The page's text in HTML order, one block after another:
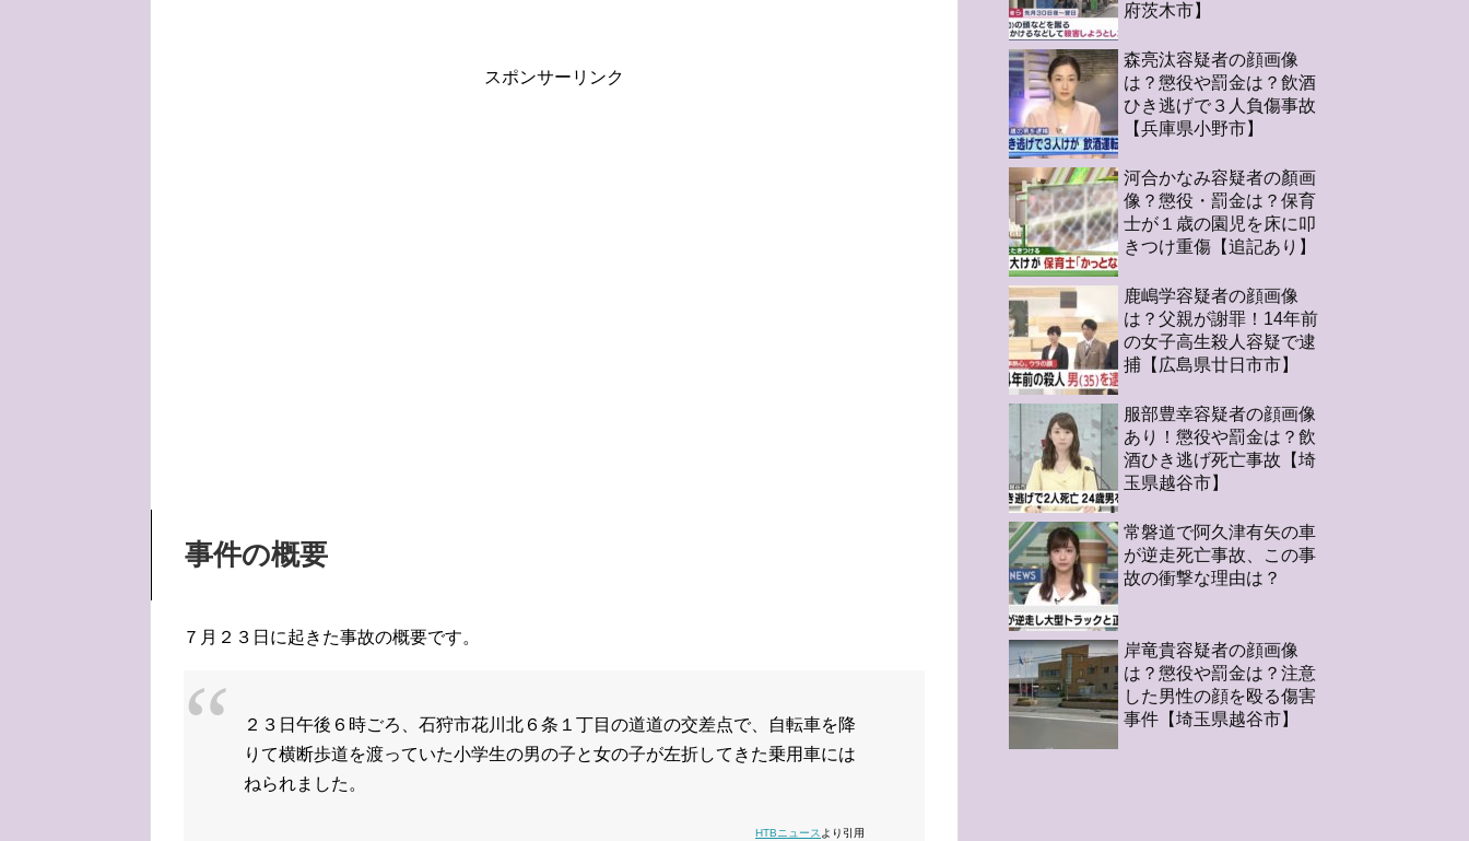
スポンサーリンク
事件の概要
７月２３日に起きた事故の概要です。
２３日午後６時ごろ、石狩市花川北６条１丁目の道道の交差点で、自転車を降
りて横断歩道を渡っていた小学生の男の子と女の子が左折してきた乗用車には
ねられました。
HTBニュースより引用
府茨木市】
森亮汰容疑者の顔画像
は？懲役や罰金は？飲酒
ひき逃げで３人負傷事故
【兵庫県小野市】
河合かなみ容疑者の顏画
像？懲役・罰金は？保育
士が１歳の園児を床に叩
きつけ重傷【追記あり】
鹿嶋学容疑者の顔画像
は？父親が謝罪！14年前
の女子高生殺人容疑で逮
捕【広島県廿日市市】
服部豊幸容疑者の顔画像
あり！懲役や罰金は？飲
酒ひき逃げ死亡事故【埼
玉県越谷市】
常磐道で阿久津有矢の車
が逆走死亡事故、この事
故の衝撃な理由は？
岸竜貴容疑者の顔画像
は？懲役や罰金は？注意
した男性の顔を殴る傷害
事件【埼玉県越谷市】